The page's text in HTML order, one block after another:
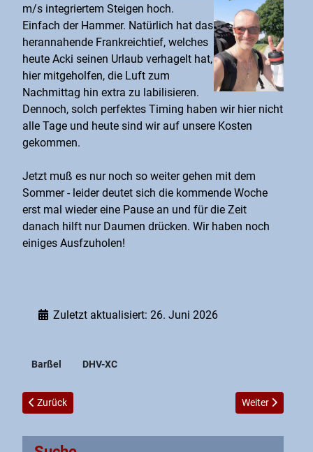
m/s integriertem Steigen hoch.
Einfach der Hammer. Natürlich hat das
herannahende Frankreichtief, welches
heute Acki seinen Urlaub verhagelt hat,
hier mitgeholfen, die Luft zum
Nachmittag hin extra zu labilisieren.
Dennoch, solch perfektes Timing haben wir hier nicht
alle Tage und heute sind wir auf unsere Kosten
gekommen.
Jetzt muß es nur noch so weiter gehen mit dem
Sommer - leider deutet sich die kommende Woche
erst mal wieder eine Pause an und für die Zeit
danach hilft nur Daumen drücken. Wir haben noch
einiges Ausfzuholen!
Zuletzt aktualisiert: 26. Juni 2026
Barßel DHV-XC
Vorheriger Beitrag: Svens Osttürkei Expedition
Zurück Nächster
Weiter